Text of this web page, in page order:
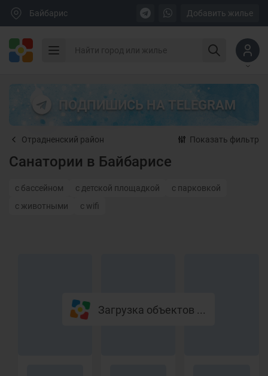
Байбарис Добавить жилье
ПОДПИШИСЬ НА TELEGRAM
Отрадненский район Показать фильтр
Санатории в Байбарисе
с бассейном с детской площадкой
с парковкой
с животными
с wifi
Загрузка объектов ...